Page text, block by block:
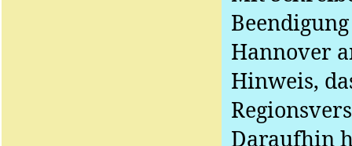
Hannover
Hinweis,
Daraufhin